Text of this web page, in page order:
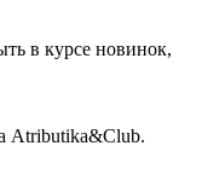
в курсе новинок,
Atributika&Club.